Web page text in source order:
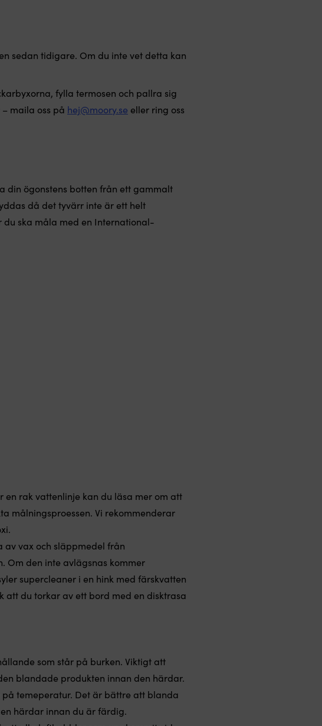
sedan tidigare. Om du inte vet detta kan
fylla termosen och pallra sig
maila oss på hej@moory.se eller ring oss
din ögonstens botten från ett gammalt
då det tyvärr inte är ett helt
ska måla med en International-
rak vattenlinje kan du läsa mer om att
målningsproessen. Vi rekommenderar
av vax och släppmedel från
Om den inte avlägsnas kommer
supercleaner i en hink med färskvatten
att du torkar av ett bord med en disktrasa
som står på burken. Viktigt att
blandade produkten innan den härdar.
på temeperatur. Det är bättre att blanda
härdar innan du är färdig.